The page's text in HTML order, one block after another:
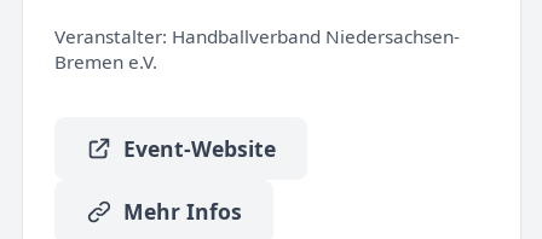
Veranstalter: Handballverband Niedersachsen-
Bremen e.V.
Event-Website
Mehr Infos